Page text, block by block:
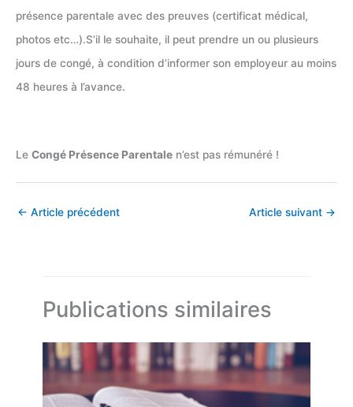
présence parentale avec des preuves (certificat médical,
photos etc…).S’il le souhaite, il peut prendre un ou plusieurs
jours de congé, à condition d’informer son employeur au moins
48 heures à l’avance.
Le Congé Présence Parentale n’est pas rémunéré !
← Article précédent Article suivant →
Publications similaires